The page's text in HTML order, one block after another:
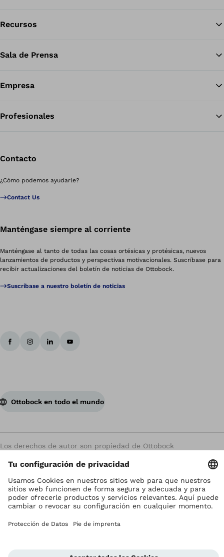
Recursos
Sala de Prensa
Empresa
Profesionales
Contacto
¿Cómo podemos ayudarle?
Contact Us
Manténgase siempre al corriente
Manténgase al tanto de todas las cosas ortésicas y protésicas, nuevos
lanzamientos de productos y perspectivas motivacionales. Suscríbase para
recibir actualizaciones del boletín de noticias de Ottobock.
Suscríbase a nuestro boletín de noticias
Ottobock en todo el mundo
Los derechos de autor son propiedad de Ottobock
Configuración de cookies
Terms and Conditions
Términos y Condiciones
Compliance Reporting System